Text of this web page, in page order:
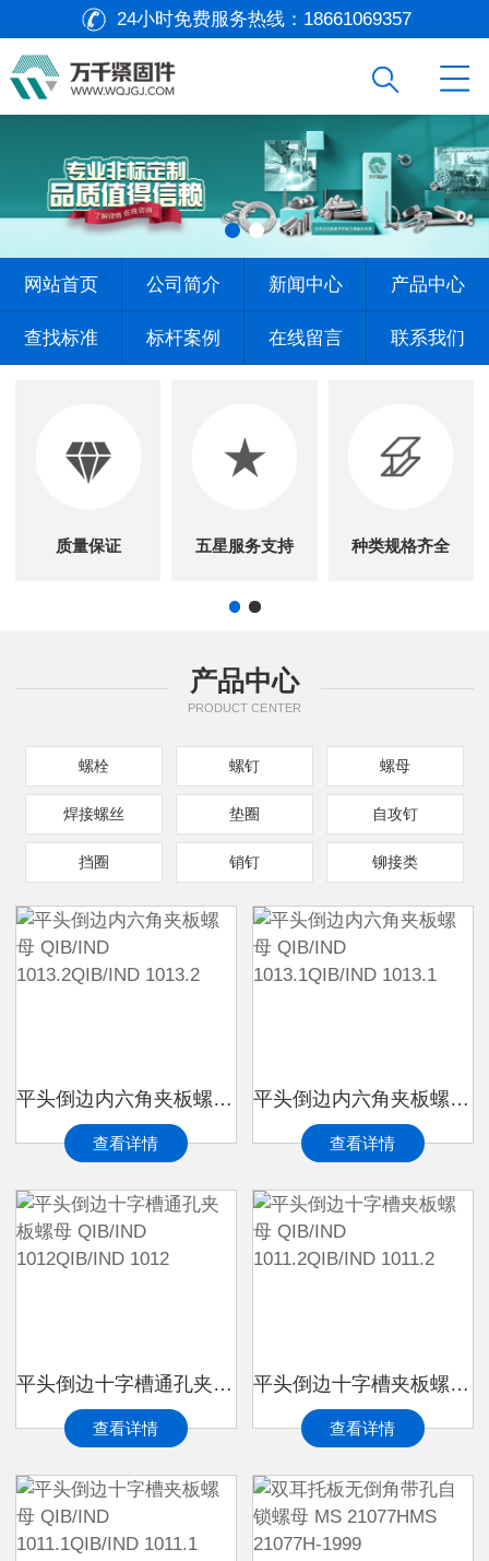
24小时免费服务热线： 18661069357
网站首页 公司简介 新闻中心 产品中心
查找标准 标杆案例 在线留言 联系我们
质量保证 五星服务支持 种类规格齐全
产品中心
PRODUCT CENTER
螺栓 螺钉 螺母
焊接螺丝 垫圈 自攻钉
挡圈 销钉 铆接类
平头倒边内六角夹板螺母 QIB/IND 1013.2QIB/IND 1013.2
查看详情
平头倒边内六角夹板螺母 QIB/IND 1013.1QIB/IND 1013.1
查看详情
平头倒边十字槽通孔夹板螺母 QIB/IND 1012QIB/IND 1012
查看详情
平头倒边十字槽夹板螺母 QIB/IND 1011.2QIB/IND 1011.2
查看详情